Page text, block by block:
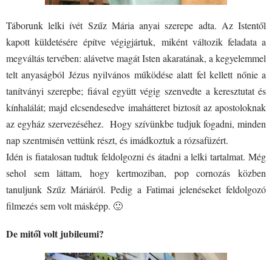
Táborunk lelki ívét Szűz Mária anyai szerepe adta. Az Istentől
kapott küldetésére építve végigjártuk, miként változik feladata a
megváltás tervében: alávetve magát Isten akaratának, a kegyelemmel
telt anyaságból Jézus nyilvános működése alatt fel kellett nőnie a
tanítványi szerepbe; fiával együtt végig szenvedte a keresztutat és
kínhalálát; majd elcsendesedve imahátteret biztosít az apostoloknak
az egyház szervezéséhez. Hogy szívünkbe tudjuk fogadni, minden
nap szentmisén vettünk részt, és imádkoztuk a rózsafüzért.
Idén is fiatalosan tudtuk feldolgozni és átadni a lelki tartalmat. Még
sehol sem láttam, hogy kertmoziban, pop cornozás közben
tanuljunk Szűz Máriáról. Pedig a Fatimai jelenéseket feldolgozó
filmezés sem volt másképp. 🙂
De mitől volt jubileumi?